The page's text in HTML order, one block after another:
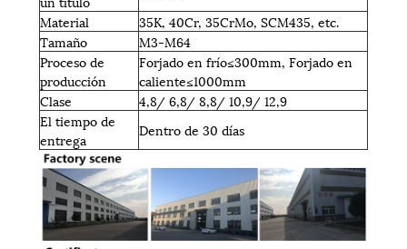
Material
35K, 40Cr, 35CrMo, SCM435, etc.
Tamaño
M3-M64
Proceso de
producción
Forjado en frío≤300mm, Forjado en
caliente≤1000mm
Clase
4,8/ 6,8/ 8,8/ 10,9/ 12,9
El tiempo de
entrega
Dentro de 30 días